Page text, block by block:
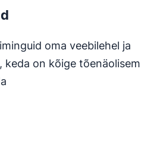
oma veebilehel ja
on kõige tõenäolisem